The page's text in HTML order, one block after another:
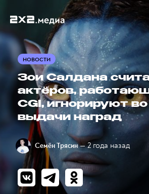
НОВОСТИ
Зои Салдана
актёров,
CGI, игнорируют
выдачи наград
Семён Трясин — 2 года назад